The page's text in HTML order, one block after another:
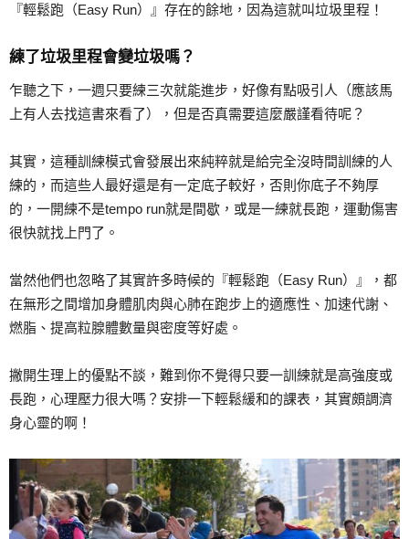
『輕鬆跑（Easy Run）』存在的餘地，因為這就叫垃圾里程！
練了垃圾里程會變垃圾嗎？
乍聽之下，一週只要練三次就能進步，好像有點吸引人（應該馬
上有人去找這書來看了），但是否真需要這麼嚴謹看待呢？
其實，這種訓練模式會發展出來純粹就是給完全沒時間訓練的人
練的，而這些人最好還是有一定底子較好，否則你底子不夠厚
的，一開練不是tempo run就是間歇，或是一練就長跑，運動傷害
很快就找上門了。
當然他們也忽略了其實許多時候的『輕鬆跑（Easy Run）』，都
在無形之間增加身體肌肉與心肺在跑步上的適應性、加速代謝、
燃脂、提高粒腺體數量與密度等好處。
撇開生理上的優點不談，難到你不覺得只要一訓練就是高強度或
長跑，心理壓力很大嗎？安排一下輕鬆緩和的課表，其實頗調濟
身心靈的啊！